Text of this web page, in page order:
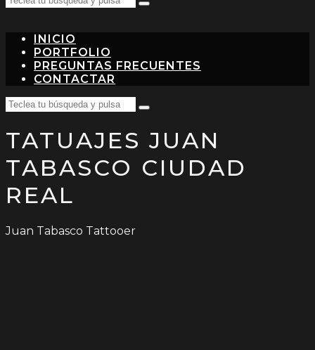
for:
Teclea
intro…
INICIO
PORTFOLIO
PREGUNTAS FRECUENTES
CONTACTAR
Search
for:
Teclea
búsqueda
intro…
TATUAJES JUAN
TABASCO CIUDAD
REAL
Juan Tabasco Tattooer